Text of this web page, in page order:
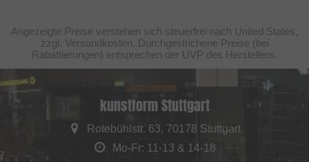
Angezeigte Preise verstehen sich steuerfrei nach United States,
zzgl. Versandkosten. Durchgestrichene Preise (bei
Rabattierungen) entsprechen der UVP des Herstellers.
kunstform Stuttgart
Rotebühlstr. 63, 70178 Stuttgart
Mo-Fr: 11-13 & 14-18